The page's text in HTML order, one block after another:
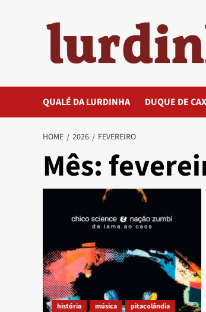
QUALÉ DA LURDINHA DUQUE DE
HOME 2026 FEVEREIRO
Mês:
história música
pitacolândia